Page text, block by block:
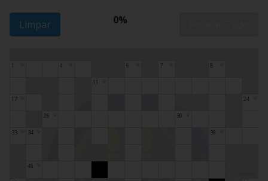
Limpar 0%
1 4 6 7 8
11
17 24
26 30
33 34 39
46